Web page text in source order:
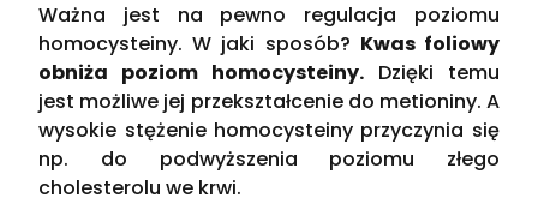
Ważna jest na pewno regulacja poziomu
homocysteiny. W jaki sposób? Kwas foliowy
obniża poziom homocysteiny. Dzięki temu
jest możliwe jej przekształcenie do metioniny. A
wysokie stężenie homocysteiny przyczynia się
np. do podwyższenia poziomu złego
cholesterolu we krwi.